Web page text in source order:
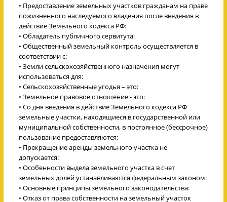
• Предоставление земельных участков гражданам на праве
пожизненного наследуемого владения после введения в
действие Земельного кодекса РФ:
• Обладатель публичного сервитута:
• Общественный земельный контроль осуществляется в
соответствии с:
• Земли сельскохозяйственного назначения могут
использоваться для:
• Сельскохозяйственные угодья – это:
• Земельное правовое отношение - это:
• Со дня введения в действие Земельного кодекса РФ
земельные участки, находящиеся в государственной или
муниципальной собственности, в постоянное (бессрочное)
пользование предоставляются:
• Прекращение аренды земельного участка не
допускается:
• Особенности выдела земельного участка в счет
земельных долей устанавливаются федеральным законом:
• Основные принципы земельного законодательства:
• Отказ от права собственности на земельный участок